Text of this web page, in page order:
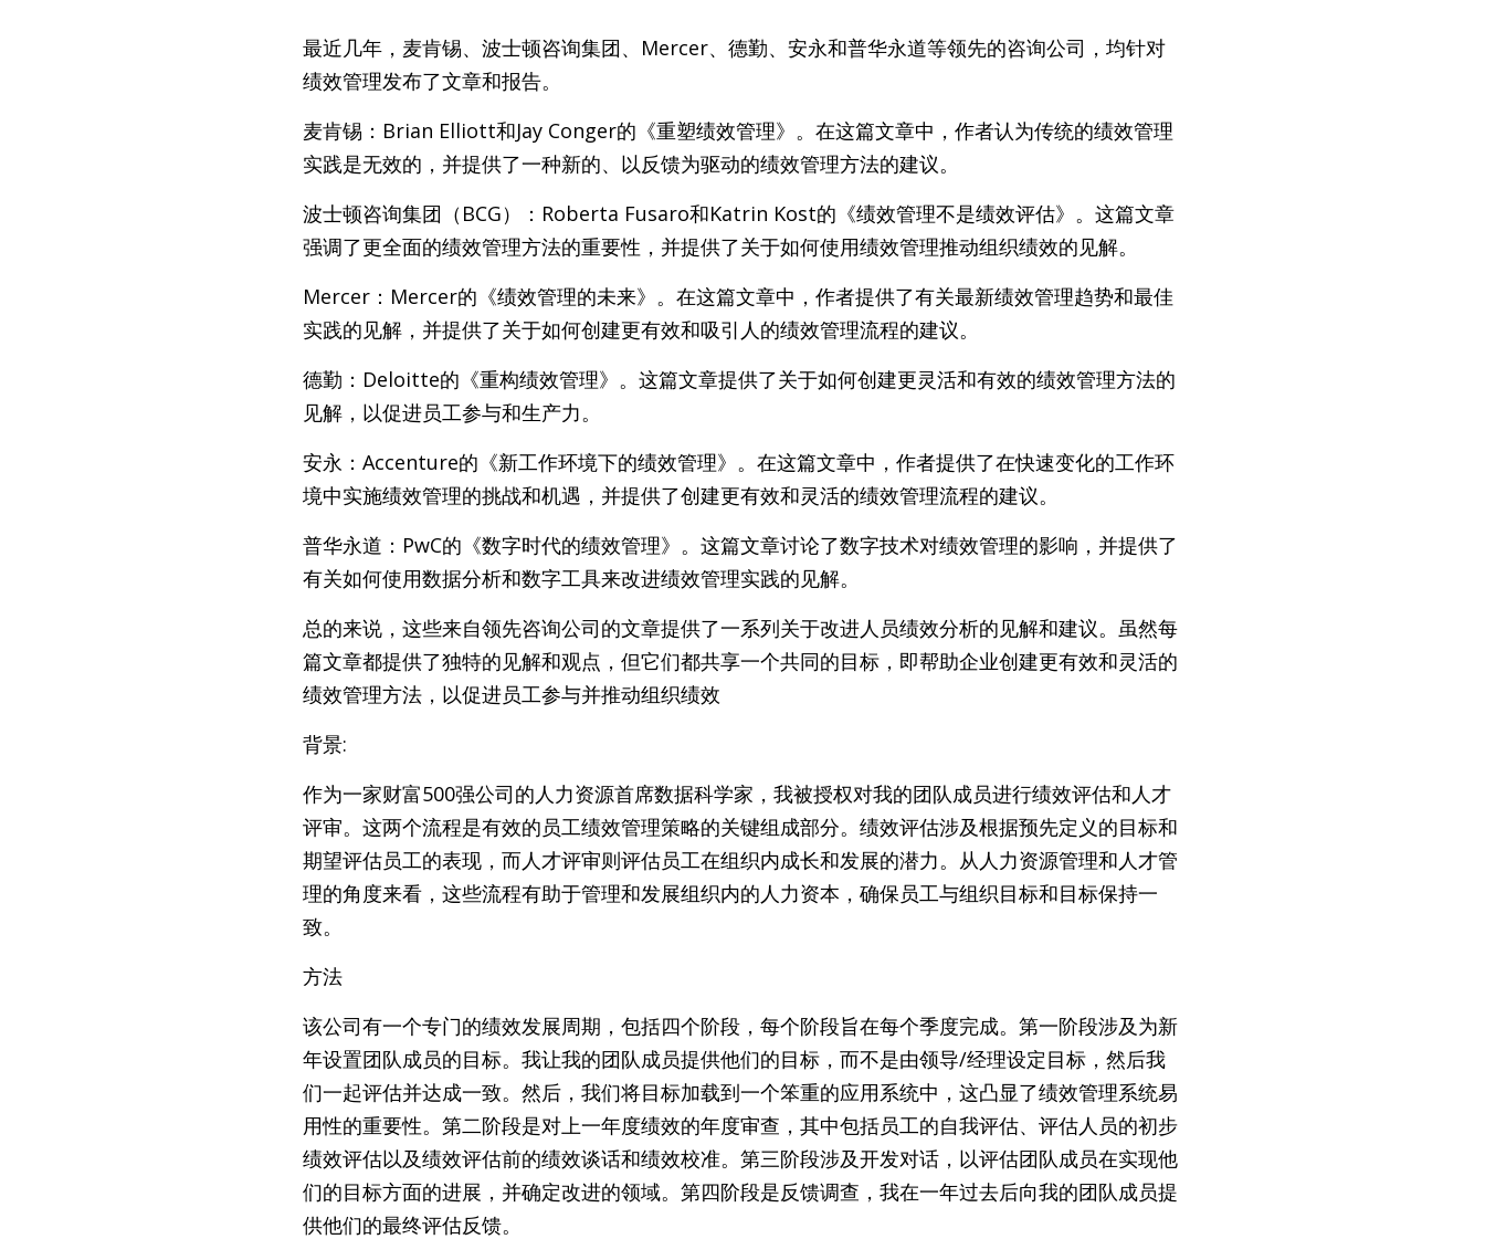
最近几年，麦肯锡、波士顿咨询集团、Mercer、德勤、安永和普华永道等领先的咨询公司，均针对
绩效管理发布了文章和报告。
麦肯锡：Brian Elliott和Jay Conger的《重塑绩效管理》。在这篇文章中，作者认为传统的绩效管理
实践是无效的，并提供了一种新的、以反馈为驱动的绩效管理方法的建议。
波士顿咨询集团（BCG）：Roberta Fusaro和Katrin Kost的《绩效管理不是绩效评估》。这篇文章
强调了更全面的绩效管理方法的重要性，并提供了关于如何使用绩效管理推动组织绩效的见解。
Mercer：Mercer的《绩效管理的未来》。在这篇文章中，作者提供了有关最新绩效管理趋势和最佳
实践的见解，并提供了关于如何创建更有效和吸引人的绩效管理流程的建议。
德勤：Deloitte的《重构绩效管理》。这篇文章提供了关于如何创建更灵活和有效的绩效管理方法的
见解，以促进员工参与和生产力。
安永：Accenture的《新工作环境下的绩效管理》。在这篇文章中，作者提供了在快速变化的工作环
境中实施绩效管理的挑战和机遇，并提供了创建更有效和灵活的绩效管理流程的建议。
普华永道：PwC的《数字时代的绩效管理》。这篇文章讨论了数字技术对绩效管理的影响，并提供了
有关如何使用数据分析和数字工具来改进绩效管理实践的见解。
总的来说，这些来自领先咨询公司的文章提供了一系列关于改进人员绩效分析的见解和建议。虽然每
篇文章都提供了独特的见解和观点，但它们都共享一个共同的目标，即帮助企业创建更有效和灵活的
绩效管理方法，以促进员工参与并推动组织绩效
背景:
作为一家财富500强公司的人力资源首席数据科学家，我被授权对我的团队成员进行绩效评估和人才
评审。这两个流程是有效的员工绩效管理策略的关键组成部分。绩效评估涉及根据预先定义的目标和
期望评估员工的表现，而人才评审则评估员工在组织内成长和发展的潜力。从人力资源管理和人才管
理的角度来看，这些流程有助于管理和发展组织内的人力资本，确保员工与组织目标和目标保持一
致。
方法
该公司有一个专门的绩效发展周期，包括四个阶段，每个阶段旨在每个季度完成。第一阶段涉及为新
年设置团队成员的目标。我让我的团队成员提供他们的目标，而不是由领导/经理设定目标，然后我
们一起评估并达成一致。然后，我们将目标加载到一个笨重的应用系统中，这凸显了绩效管理系统易
用性的重要性。第二阶段是对上一年度绩效的年度审查，其中包括员工的自我评估、评估人员的初步
绩效评估以及绩效评估前的绩效谈话和绩效校准。第三阶段涉及开发对话，以评估团队成员在实现他
们的目标方面的进展，并确定改进的领域。第四阶段是反馈调查，我在一年过去后向我的团队成员提
供他们的最终评估反馈。